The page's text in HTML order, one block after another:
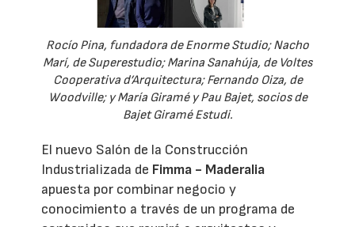
Rocío Pina, fundadora de Enorme Studio; Nacho
Marí, de Superestudio; Marina Sanahúja, de Voltes
Cooperativa d’Arquitectura; Fernando Oiza, de
Woodville; y María Giramé y Pau Bajet, socios de
Bajet Giramé Estudi.
El nuevo Salón de la Construcción
Industrializada de Fimma - Maderalia
apuesta por combinar negocio y
conocimiento a través de un programa de